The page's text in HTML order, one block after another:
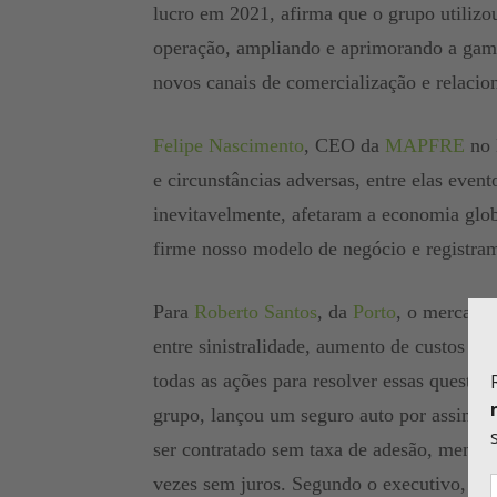
lucro em 2021, afirma que o grupo
operação, ampliando e aprimorando a
novos canais de comercialização e
Felipe Nascimento, CEO da MAPFRE no
e circunstâncias adversas, entre elas
inevitavelmente, afetaram a economia
firme nosso modelo de negócio e
Para Roberto Santos, da Porto, o
entre sinistralidade, aumento de custos
todas as ações para resolver essas
grupo, lançou um seguro auto por
ser contratado sem taxa de adesão,
vezes sem juros. Segundo o executivo, o